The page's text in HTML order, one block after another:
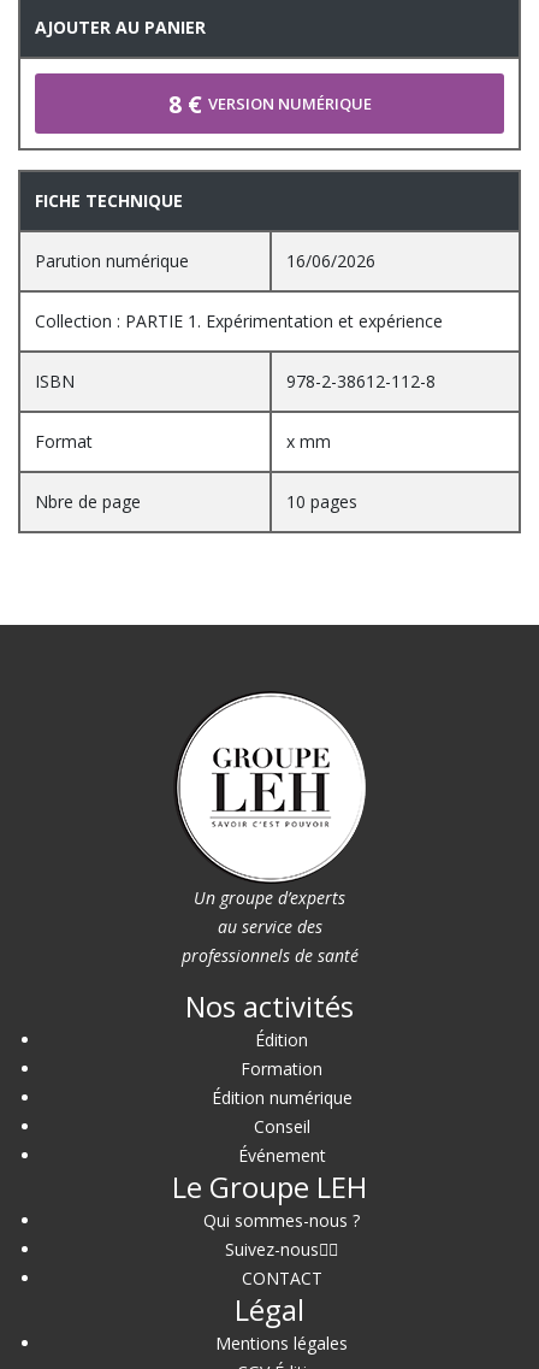
AJOUTER AU PANIER
8 € VERSION NUMÉRIQUE
FICHE TECHNIQUE
Parution numérique 16/06/2026
Collection : PARTIE 1. Expérimentation et expérience
ISBN 978-2-38612-112-8
Format x mm
Nbre de page 10 pages
Un groupe d’experts
au service des
professionnels de santé
Nos activités
Édition
Formation
Édition numérique
Conseil
Événement
Le Groupe LEH
Qui sommes-nous ?
Suivez-nous
CONTACT
Légal
Mentions légales